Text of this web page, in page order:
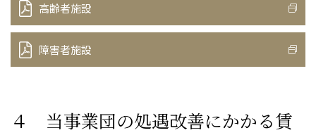
高齢者施設
障害者施設
４ 当事業団の処遇改善にかかる賃